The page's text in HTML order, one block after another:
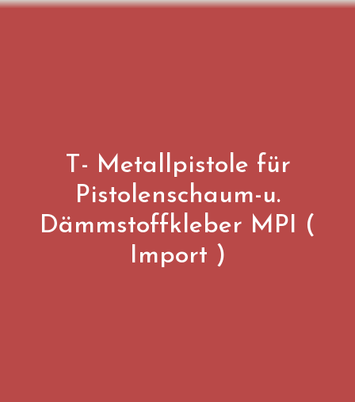
T- Metallpistole für
Pistolenschaum-u.
Dämmstoffkleber MPI (
Import )